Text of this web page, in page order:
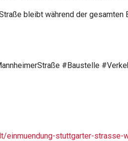
bleibt während der
#Baustelle
stuttgarter-strasse-